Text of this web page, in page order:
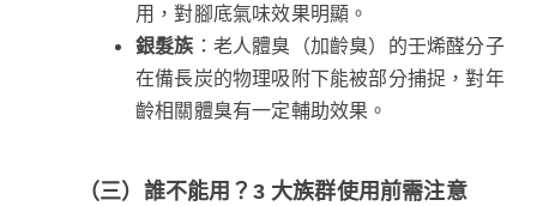
用，對腳底氣味效果明顯。
銀髮族 ：老人體臭（加齡臭）的壬烯醛分子
在備長炭的物理吸附下能被部分捕捉，對年
齡相關體臭有一定輔助效果。
（三）誰不能用？3 大族群使用前需注意